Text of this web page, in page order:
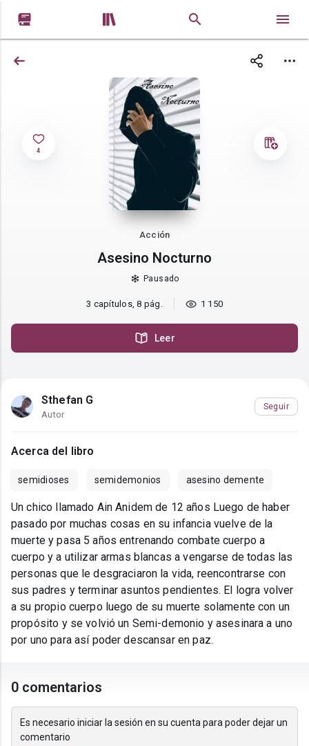
 
4
Acción
Asesino Nocturno
Pausado
3 capítulos, 8 pág. 1 150
Leer
Sthefan G
Autor
Seguir
Acerca del libro
semidioses semidemonios asesino demente
Un chico llamado Ain Anidem de 12 años Luego de haber
pasado por muchas cosas en su infancia vuelve de la
muerte y pasa 5 años entrenando combate cuerpo a
cuerpo y a utilizar armas blancas a vengarse de todas las
personas que le desgraciaron la vida, reencontrarse con
sus padres y terminar asuntos pendientes. El logra volver
a su propio cuerpo luego de su muerte solamente con un
propósito y se volvió un Semi-demonio y asesinara a uno
por uno para así poder descansar en paz.
0 comentarios
Es necesario iniciar la sesión en su cuenta para poder dejar un
comentario